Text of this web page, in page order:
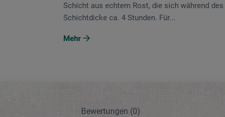
Schicht aus echtem Rost, die sich während
Schichtdicke ca. 4 Stunden. Für...
Mehr
Bewertungen (0)